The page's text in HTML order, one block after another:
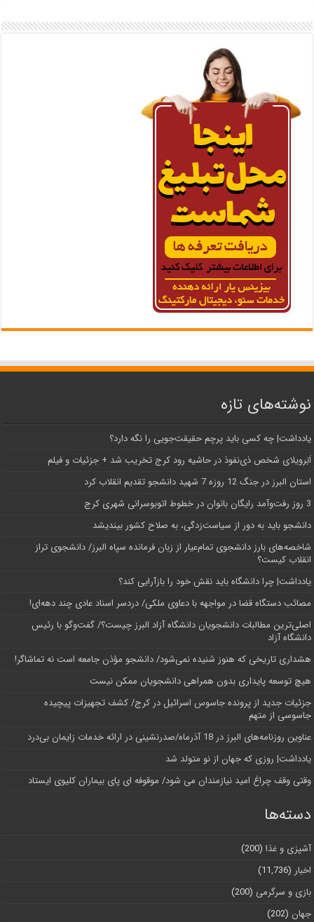
نوشته‌های تازه
یادداشت| ‌چه کسی باید پرچم حقیقت‌جویی را نگه دارد؟
اَبَر‌ویلای شخص ذی‌نفوذ در حاشیه‌ رود کرج تخریب شد + جزئیات و فیلم
استان البرز در جنگ 12 روزه 7 شهید دانشجو تقدیم انقلاب کرد
3 روز رفت‌وآمد رایگان بانوان در خطوط اتوبوسرانی شهری کرج
دانشجو باید به دور از سیاست‌زدگی، به صلاح کشور بیندیشد
شاخصه‌های بارز دانشجوی تمام‌عیار از زبان فرمانده سپاه البرز/ دانشجوی تراز
انقلاب کیست؟
یادداشت| چرا دانشگاه باید نقش خود را بازآرایی کند؟
مصائب دستگاه قضا در مواجهه با دعاوی ملکی/ دردسر اسناد عادی چند‌ دهه‌ای!
اصلی‌ترین مطالبات دانشجویان دانشگاه آزاد البرز چیست؟/ گفت‌وگو با رئیس
دانشگاه آز‌اد
هشداری تاریخی که هنوز شنیده نمی‌شود/ دانشجو مؤذن جامعه است نه تماشاگر!
هیچ توسعه پایداری بدون همراهی دانشجویان ممکن نیست
جزئیات جدید از پرونده جاسوس اسرائیل در کرج/‌ کشف تجهیزات پیچیده
جاسوسی از متهم
عناوین روزنامه‌های البرز در ‌18 آذرماه/صدرنشینی در ارائه خدمات زایمان بی‌درد
یادداشت| روزی که جهان از نو متولد شد
وقتی وقف چراغ امید نیازمندان می شود/ موقوفه ای پای بیماران کلیوی ایستاد
دسته‌ها
آشپزی و غذا (200)
اخبار (11,736)
بازی و سرگرمی (200)
جهان (202)